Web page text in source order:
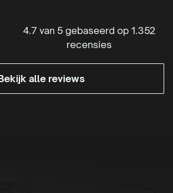
4.7 van 5 gebaseerd op 1.352
recensies
alle reviews